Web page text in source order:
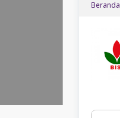
Beranda